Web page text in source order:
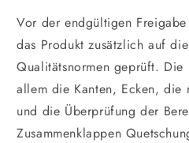
Vor der endgültigen
das Produkt zusätzlich auf
Qualitätsnormen geprüft. Die
allem die Kanten, Ecken, die
und die Überprüfung der
Zusammenklappen